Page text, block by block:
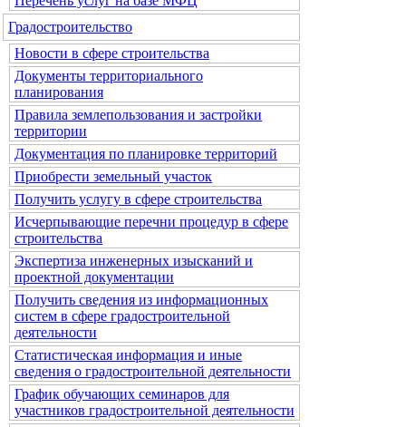
Градостроительство
Новости в сфере строительства
Документы территориального
планирования
Правила землепользования и застройки
территории
Документация по планировке территорий
Приобрести земельный участок
Получить услугу в сфере строительства
Исчерпывающие перечни процедур в сфере
строительства
Экспертиза инженерных изысканий и
проектной документации
Получить сведения из информационных
систем в сфере градостроительной
деятельности
Статистическая информация и иные
сведения о градостроительной деятельности
График обучающих семинаров для
участников градостроительной деятельности